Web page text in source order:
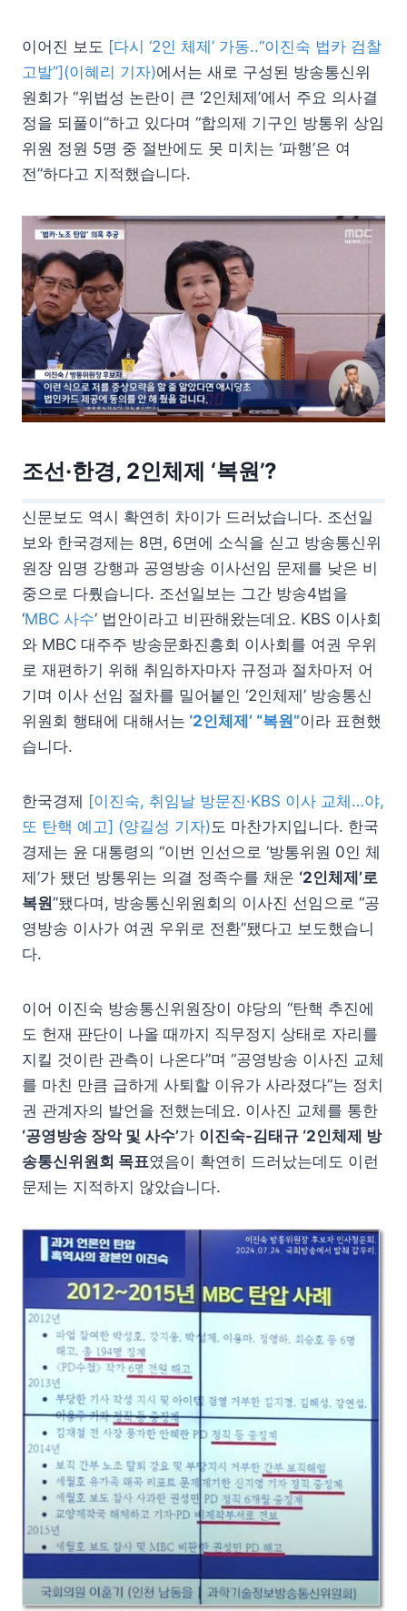
이어진 보도 [다시 ‘2인 체제’ 가동..“이진숙 법카 검찰
고발”](이혜리 기자)에서는 새로 구성된 방송통신위
원회가 “위법성 논란이 큰 ‘2인체제’에서 주요 의사결
정을 되풀이”하고 있다며 “합의제 기구인 방통위 상임
위원 정원 5명 중 절반에도 못 미치는 ‘파행’은 여
전”하다고 지적했습니다.
조선·한경, 2인체제 ‘복원’?
신문보도 역시 확연히 차이가 드러났습니다. 조선일
보와 한국경제는 8면, 6면에 소식을 싣고 방송통신위
원장 임명 강행과 공영방송 이사선임 문제를 낮은 비
중으로 다뤘습니다. 조선일보는 그간 방송4법을
‘MBC 사수’ 법안이라고 비판해왔는데요. KBS 이사회
와 MBC 대주주 방송문화진흥회 이사회를 여권 우위
로 재편하기 위해 취임하자마자 규정과 절차마저 어
기며 이사 선임 절차를 밀어붙인 ‘2인체제’ 방송통신
위원회 행태에 대해서는 ‘2인체제’ “복원”이라 표현했
습니다.
한국경제 [이진숙, 취임날 방문진·KBS 이사 교체…야,
또 탄핵 예고] (양길성 기자)도 마찬가지입니다. 한국
경제는 윤 대통령의 “이번 인선으로 ‘방통위원 0인 체
제’가 됐던 방통위는 의결 정족수를 채운 ‘2인체제’로
복원”됐다며, 방송통신위원회의 이사진 선임으로 “공
영방송 이사가 여권 우위로 전환”됐다고 보도했습니
다.
이어 이진숙 방송통신위원장이 야당의 “탄핵 추진에
도 헌재 판단이 나올 때까지 직무정지 상태로 자리를
지킬 것이란 관측이 나온다”며 “공영방송 이사진 교체
를 마친 만큼 급하게 사퇴할 이유가 사라졌다”는 정치
권 관계자의 발언을 전했는데요. 이사진 교체를 통한
‘공영방송 장악 및 사수’가 이진숙-김태규 ‘2인체제 방
송통신위원회 목표였음이 확연히 드러났는데도 이런
문제는 지적하지 않았습니다.